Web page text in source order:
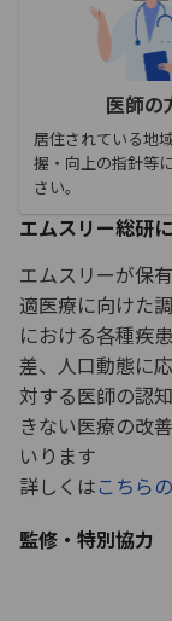
医師の
居住されている地
握・向上の指針等
さい。
エムスリー総研
エムスリーが保
適医療に向けた
における各種疾
差、人口動態に
対する医師の認
きない医療の改
いります
詳しくはこちら
監修・特別協力